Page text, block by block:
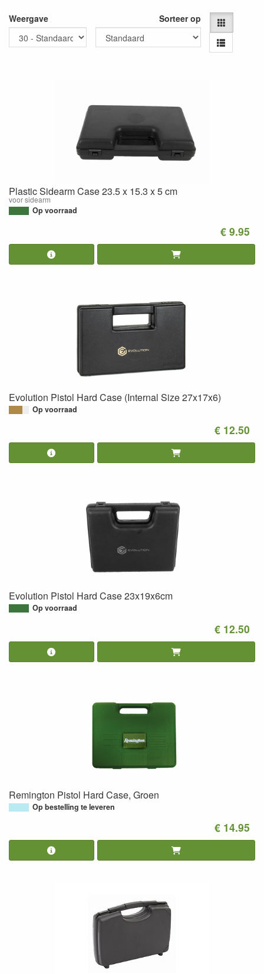
Weergave Sorteer op
Plastic Sidearm Case 23.5 x 15.3 x 5 cm
voor sidearm
Op voorraad
€ 9.95
Evolution Pistol Hard Case (Internal Size 27x17x6)
Op voorraad
€ 12.50
Evolution Pistol Hard Case 23x19x6cm
Op voorraad
€ 12.50
Remington Pistol Hard Case, Groen
Op bestelling te leveren
€ 14.95